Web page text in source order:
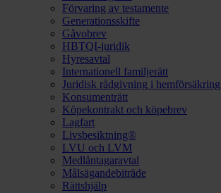
Förvaring av testamente
Generationsskifte
Gåvobrev
HBTQI-juridik
Hyresavtal
Internationell familjerätt
Juridisk rådgivning i hemförsäkring
Konsumenträtt
Köpekontrakt och köpebrev
Lagfart
Livsbesiktning®
LVU och LVM
Medlåntagaravtal
Målsägandebiträde
Rättshjälp